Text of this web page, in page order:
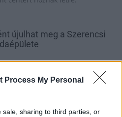
Process My Personal
sale, sharing to third parties, or
újulhat meg a Szerencsi